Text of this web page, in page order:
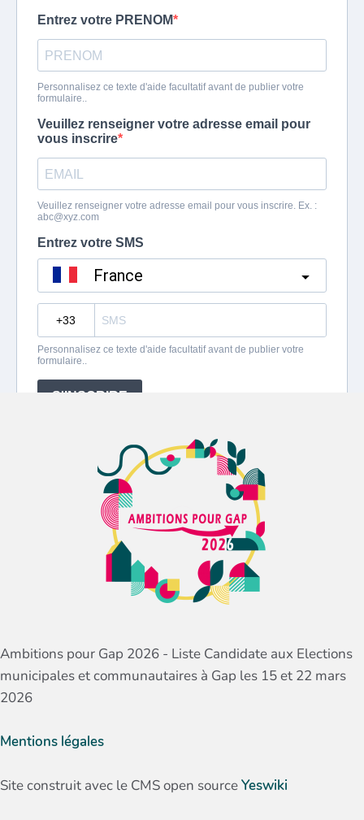
Ambitions pour Gap 2026 - Liste Candidate aux Elections
municipales et communautaires à Gap les 15 et 22 mars
2026
Mentions légales
Site construit avec le CMS open sourceYeswiki